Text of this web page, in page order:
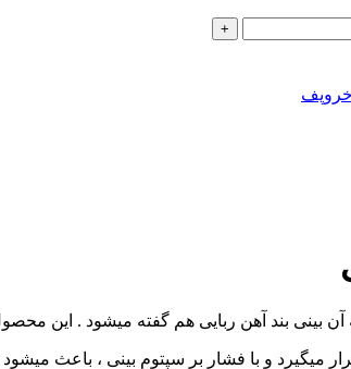
آن بینی بند آهن ربایی هم گفته میشود . این
میگیرد و با فشار بر سپتوم بینی ، باعث